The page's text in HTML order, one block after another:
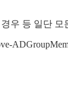
우 등 일단 모